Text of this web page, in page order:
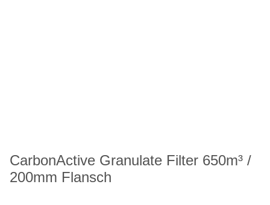
CarbonActive Granulate Filter 650m³ /
200mm Flansch